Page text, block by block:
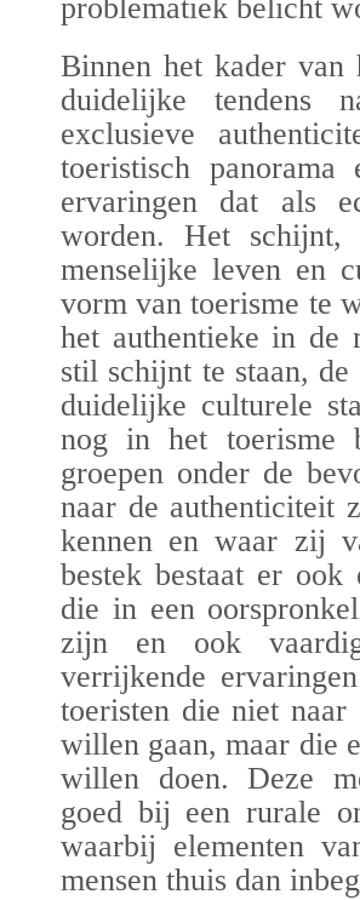
problematiek belicht
Binnen het kader van
duidelijke tendens
exclusieve
toeristisch
ervaringen dat als
worden. Het
menselijke leven en
vorm van toerisme te
het authentieke in de
stil schijnt te staan,
duidelijke culturele
nog in het toerisme
groepen onder de
naar de authenticiteit
kennen en waar zij
bestek bestaat er ook
die in een
zijn en ook
verrijkende
toeristen die niet naar
willen gaan, maar die
willen doen. Deze
goed bij een rurale
waarbij elementen
mensen thuis dan